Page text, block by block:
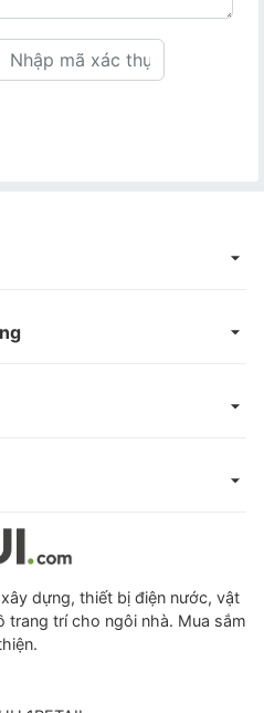
dựng, thiết bị điện nước, vật
trang trí cho ngôi nhà. Mua sắm